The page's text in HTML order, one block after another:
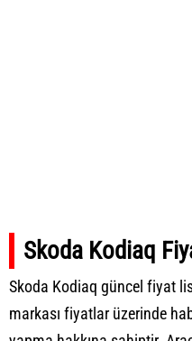
Skoda Kodiaq
Skoda Kodiaq güncel fiyat
markası fiyatlar üzerinde